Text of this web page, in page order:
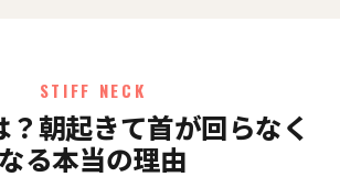
STIFF NECK
？朝起きて首が回らなく
なる本当の理由